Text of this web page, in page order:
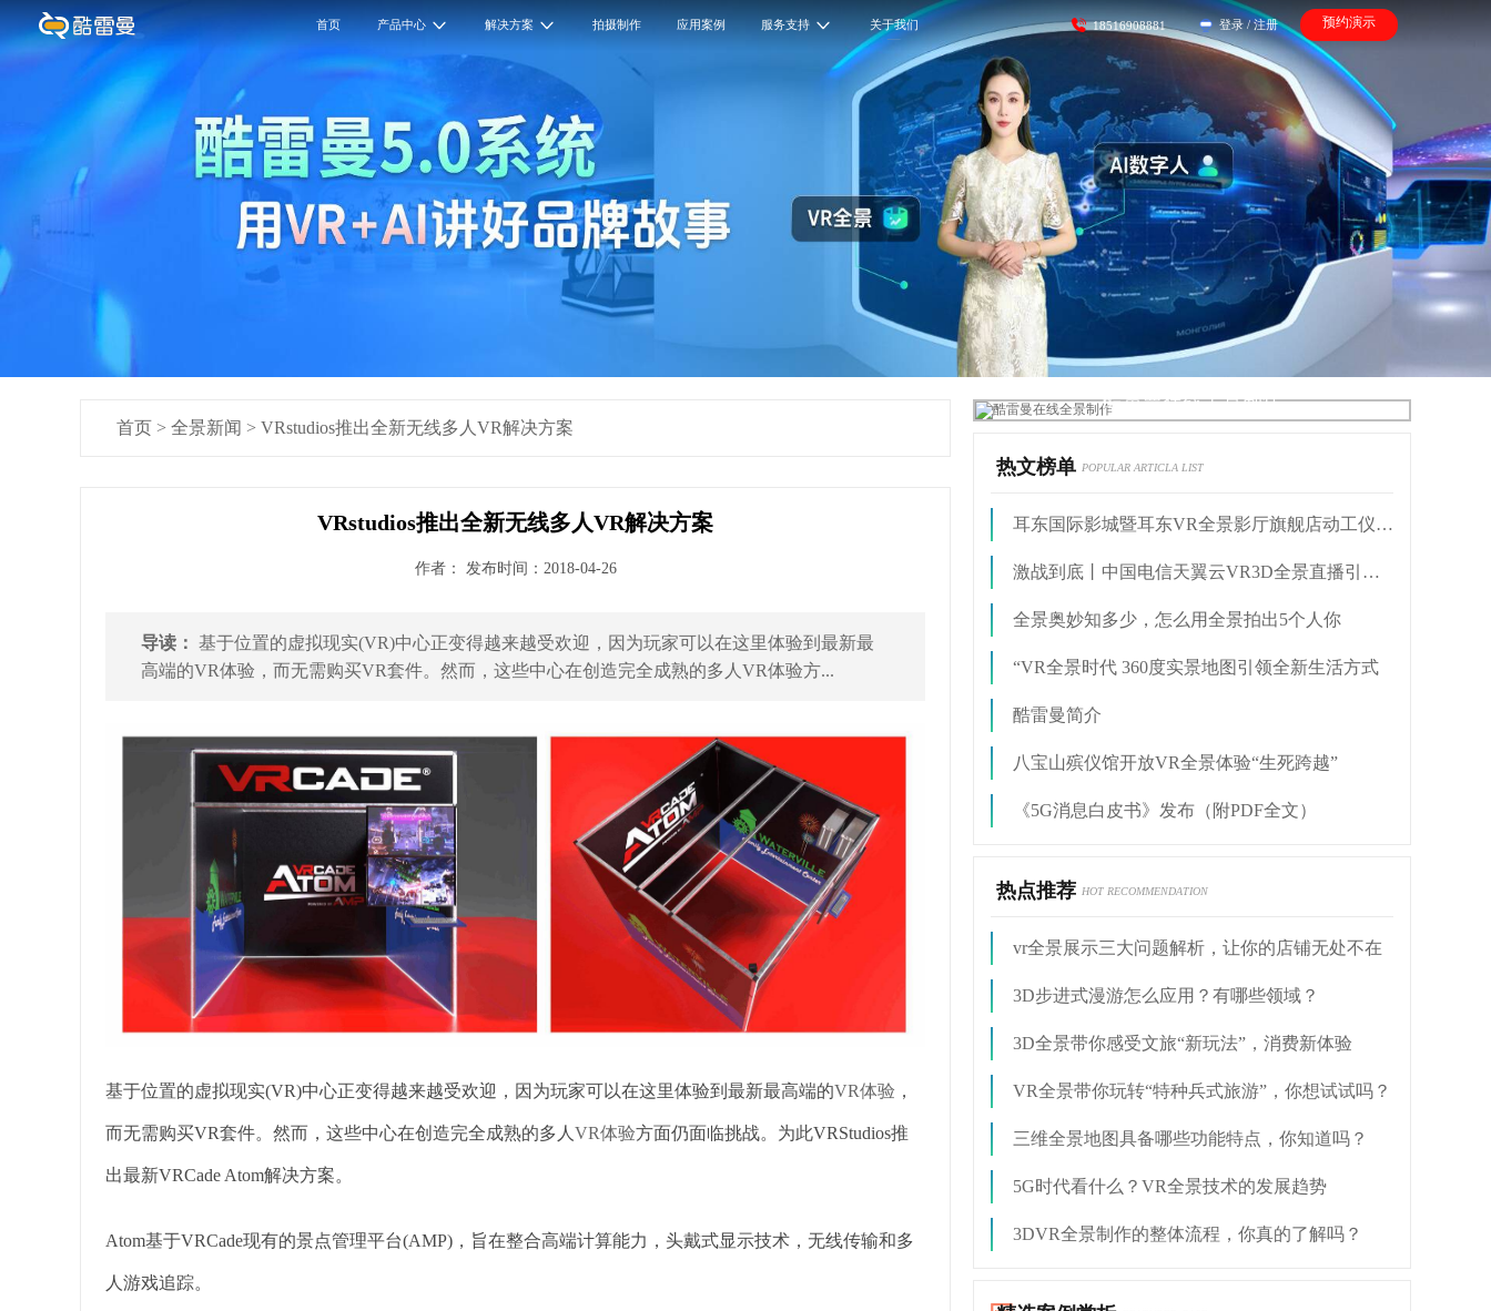
首页 产品中心 解决方案 拍摄制作 应用案例 服务支持 关于我们 18516908881 登录 / 注册 预约演示
首页 > 全景新闻 > VRstudios推出全新无线多人VR解决方案
VRstudios推出全新无线多人VR解决方案
作者： 发布时间：2018-04-26
导读： 基于位置的虚拟现实(VR)中心正变得越来越受欢迎，因为玩家可以在这里体验到最新最
高端的VR体验，而无需购买VR套件。然而，这些中心在创造完全成熟的多人VR体验方...
基于位置的虚拟现实(VR)中心正变得越来越受欢迎，因为玩家可以在这里体验到最新最高端的VR体验 ，
而无需购买VR套件。然而，这些中心在创造完全成熟的多人 VR体验方面仍面临挑战。为此VRStudios推
出最新VRCade Atom解决方案。
Atom基于VRCade现有的景点管理平台(AMP)，旨在整合高端计算能力，头戴式显示技术，无线传输和多
人游戏追踪。
酷雷曼在线全景制作
热文榜单 POPULAR ARTICLA LIST
耳东国际影城暨耳东VR全景影厅旗舰店动工仪式盛大举行
激战到底丨中国电信天翼云VR3D全景直播引燃拳击热火
全景奥妙知多少，怎么用全景拍出5个人你
“VR全景时代 360度实景地图引领全新生活方式
酷雷曼简介
八宝山殡仪馆开放VR全景体验“生死跨越”
《5G消息白皮书》发布（附PDF全文）
热点推荐 HOT RECOMMENDATION
vr全景展示三大问题解析，让你的店铺无处不在
3D步进式漫游怎么应用？有哪些领域？
3D全景带你感受文旅“新玩法”，消费新体验
VR全景带你玩转“特种兵式旅游”，你想试试吗？
三维全景地图具备哪些功能特点，你知道吗？
5G时代看什么？VR全景技术的发展趋势
3DVR全景制作的整体流程，你真的了解吗？